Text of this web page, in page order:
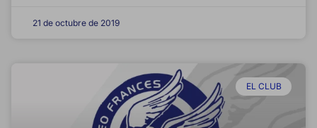
21 de octubre de 2019
EL CLUB